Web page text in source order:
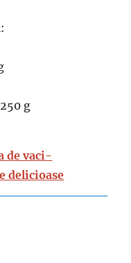
g
de vaci-
delicioase